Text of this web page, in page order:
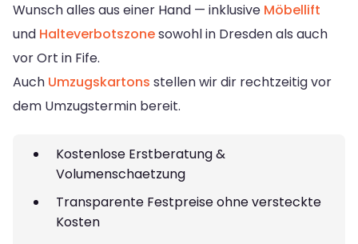
Wunsch alles aus einer Hand — inklusive Möbellift
und Halteverbotszonesowohl in Dresden als auch
vor Ort in Fife.
Auch Umzugskartons stellen wir dir rechtzeitig vor
dem Umzugstermin bereit.
Kostenlose Erstberatung &
Volumenschaetzung
Transparente Festpreise ohne versteckte
Kosten